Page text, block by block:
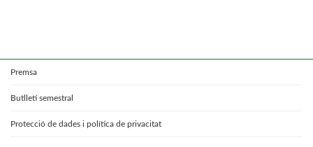
Premsa
Butlletí semestral
Protecció de dades i política de privacitat